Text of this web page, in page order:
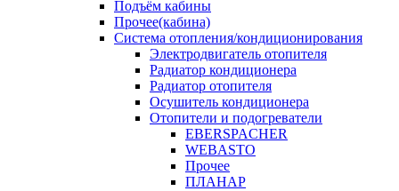
Подъём кабины
Прочее(кабина)
Система отопления/кондиционирования
Электродвигатель отопителя
Радиатор кондиционера
Радиатор отопителя
Осушитель кондиционера
Отопители и подогреватели
EBERSPACHER
WEBASTO
Прочее
ПЛАНАР